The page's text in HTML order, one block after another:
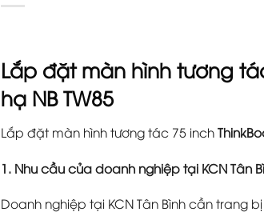
Lắp đặt màn hình tương
hạ NB TW85
Lắp đặt màn hình tương tác 75 inch
1. Nhu cầu của doanh nghiệp tại KCN Tân
Doanh nghiệp tại KCN Tân Bình cần trang